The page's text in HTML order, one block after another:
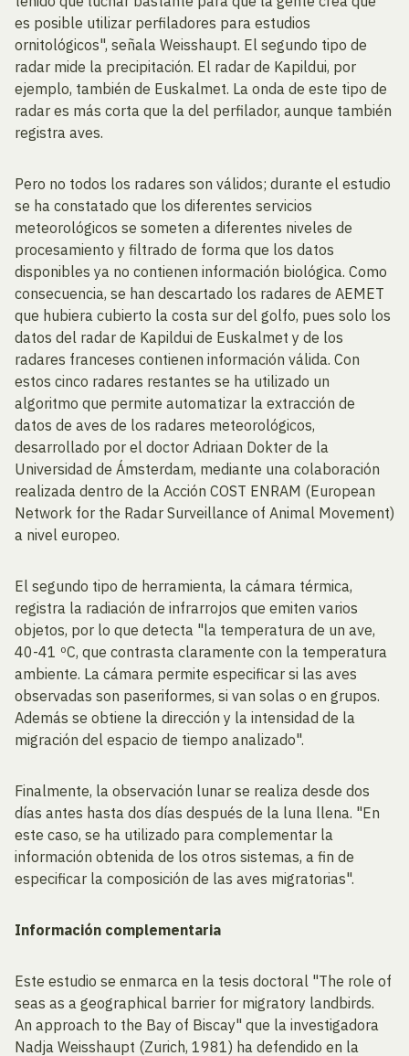
es posible utilizar perfiladores para estudios
ornitológicos", señala Weisshaupt. El segundo tipo de
radar mide la precipitación. El radar de Kapildui, por
ejemplo, también de Euskalmet. La onda de este tipo de
radar es más corta que la del perfilador, aunque también
registra aves.
Pero no todos los radares son válidos; durante el estudio
se ha constatado que los diferentes servicios
meteorológicos se someten a diferentes niveles de
procesamiento y filtrado de forma que los datos
disponibles ya no contienen información biológica. Como
consecuencia, se han descartado los radares de AEMET
que hubiera cubierto la costa sur del golfo, pues solo los
datos del radar de Kapildui de Euskalmet y de los
radares franceses contienen información válida. Con
estos cinco radares restantes se ha utilizado un
algoritmo que permite automatizar la extracción de
datos de aves de los radares meteorológicos,
desarrollado por el doctor Adriaan Dokter de la
Universidad de Ámsterdam, mediante una colaboración
realizada dentro de la Acción COST ENRAM (European
Network for the Radar Surveillance of Animal Movement)
a nivel europeo.
El segundo tipo de herramienta, la cámara térmica,
registra la radiación de infrarrojos que emiten varios
objetos, por lo que detecta "la temperatura de un ave,
40-41 ºC, que contrasta claramente con la temperatura
ambiente. La cámara permite especificar si las aves
observadas son paseriformes, si van solas o en grupos.
Además se obtiene la dirección y la intensidad de la
migración del espacio de tiempo analizado".
Finalmente, la observación lunar se realiza desde dos
días antes hasta dos días después de la luna llena. "En
este caso, se ha utilizado para complementar la
información obtenida de los otros sistemas, a fin de
especificar la composición de las aves migratorias".
Información complementaria
Este estudio se enmarca en la tesis doctoral "The role of
seas as a geographical barrier for migratory landbirds.
An approach to the Bay of Biscay" que la investigadora
Nadja Weisshaupt (Zurich, 1981) ha defendido en la